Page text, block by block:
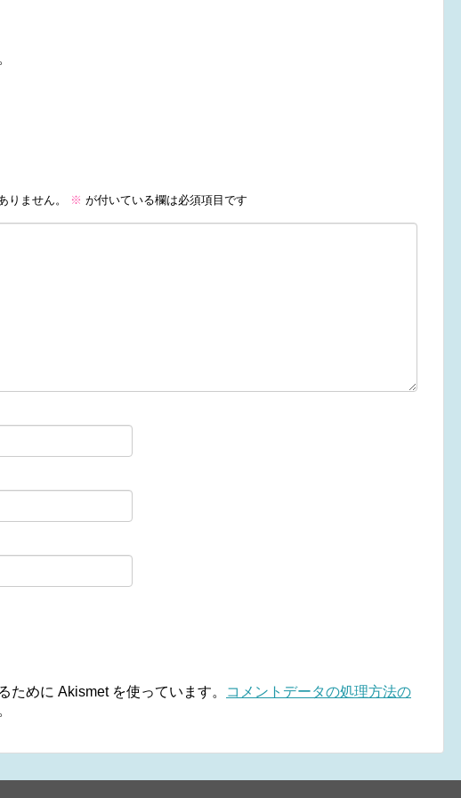
りません。 ※ が付いている欄は必須項目です
ために Akismet を使っています。
コメントデータの処理方法の
。